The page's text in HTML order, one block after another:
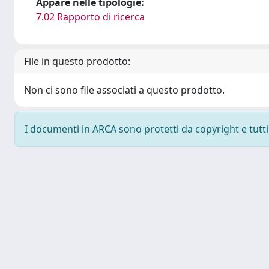
7.02 Rapporto di ricerca
File in questo prodotto:
Non ci sono file associati a questo prodotto.
I documenti in ARCA sono protetti da copyright e